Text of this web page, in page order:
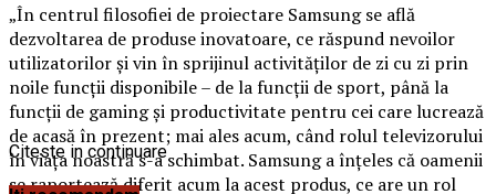
„În centrul filosofiei de proiectare Samsung se află
dezvoltarea de produse inovatoare, ce răspund nevoilor
utilizatorilor și vin în sprijinul activităților de zi cu zi prin
noile funcții disponibile – de la funcții de sport, până la
funcții de gaming și productivitate pentru cei care lucrează
de acasă în prezent; mai ales acum, când rolul televizorului
în viața noastră s-a schimbat. Samsung a înțeles că oamenii
se raportează diferit acum la acest produs, ce are un rol
Citeste in continuare